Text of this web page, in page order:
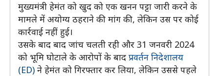
मुख्यमंत्री हेमंत को खुद को एक खनन पट्टा जारी करने के
मामले में अयोग्य ठहराने की मांग की, लेकिन उस पर कोई
कार्रवाई नहीं हुई।
उसके बाद बाद जांच चलती रही और 31 जनवरी 2024
को भूमि घोटाले के आरोपों के बाद प्रवर्तन निदेशालय
(ED) ने हेमंत को गिरफ्तार कर लिया, लेकिन उससे पहले